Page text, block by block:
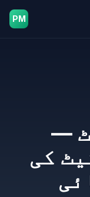
PM
—
کی